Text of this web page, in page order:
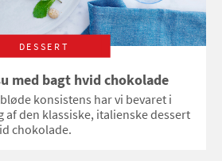
DESSERT
med bagt hvid chokolade
konsistens har vi bevaret i
den klassiske, italienske dessert
chokolade.